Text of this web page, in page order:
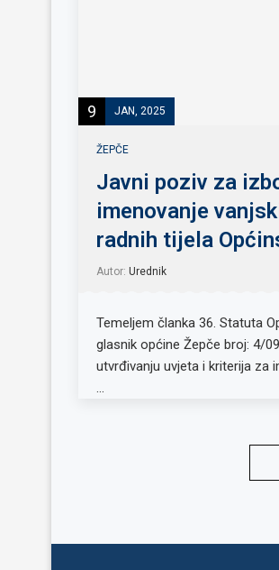
9 JAN, 2025
ŽEPČE
Javni poziv za
imenovanje
radnih tijela
Autor: Urednik
Temeljem članka 36. Statuta
glasnik općine Žepče broj: 4/
utvrđivanju uvjeta i kriterija za
…